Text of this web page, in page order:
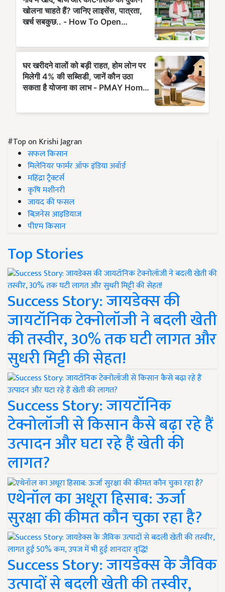
#Top on Krishi Jagran
सफल किसान
मिलेनियर फार्मर ऑफ इंडिया अवॉर्ड
महिंद्रा ट्रैक्टर्स
कृषि मशीनरी
जायद की फसल
बिज़नेस आइडियाज
पीएम किसान
Top Stories
Success Story: जायडेक्स की
जायटॉनिक टेक्नोलॉजी ने बदली खेती
की तस्वीर, 30% तक घटी लागत और
सुधरी मिट्टी की सेहत!
Success Story: जायटॉनिक
टेक्नोलॉजी से किसान कैसे बढ़ा रहे हैं
उत्पादन और घटा रहे हैं खेती की
लागत?
एथेनॉल का अधूरा हिसाब: ऊर्जा
सुरक्षा की कीमत कौन चुका रहा है?
Success Story: जायडेक्स के जैविक
उत्पादों से बदली खेती की तस्वीर,